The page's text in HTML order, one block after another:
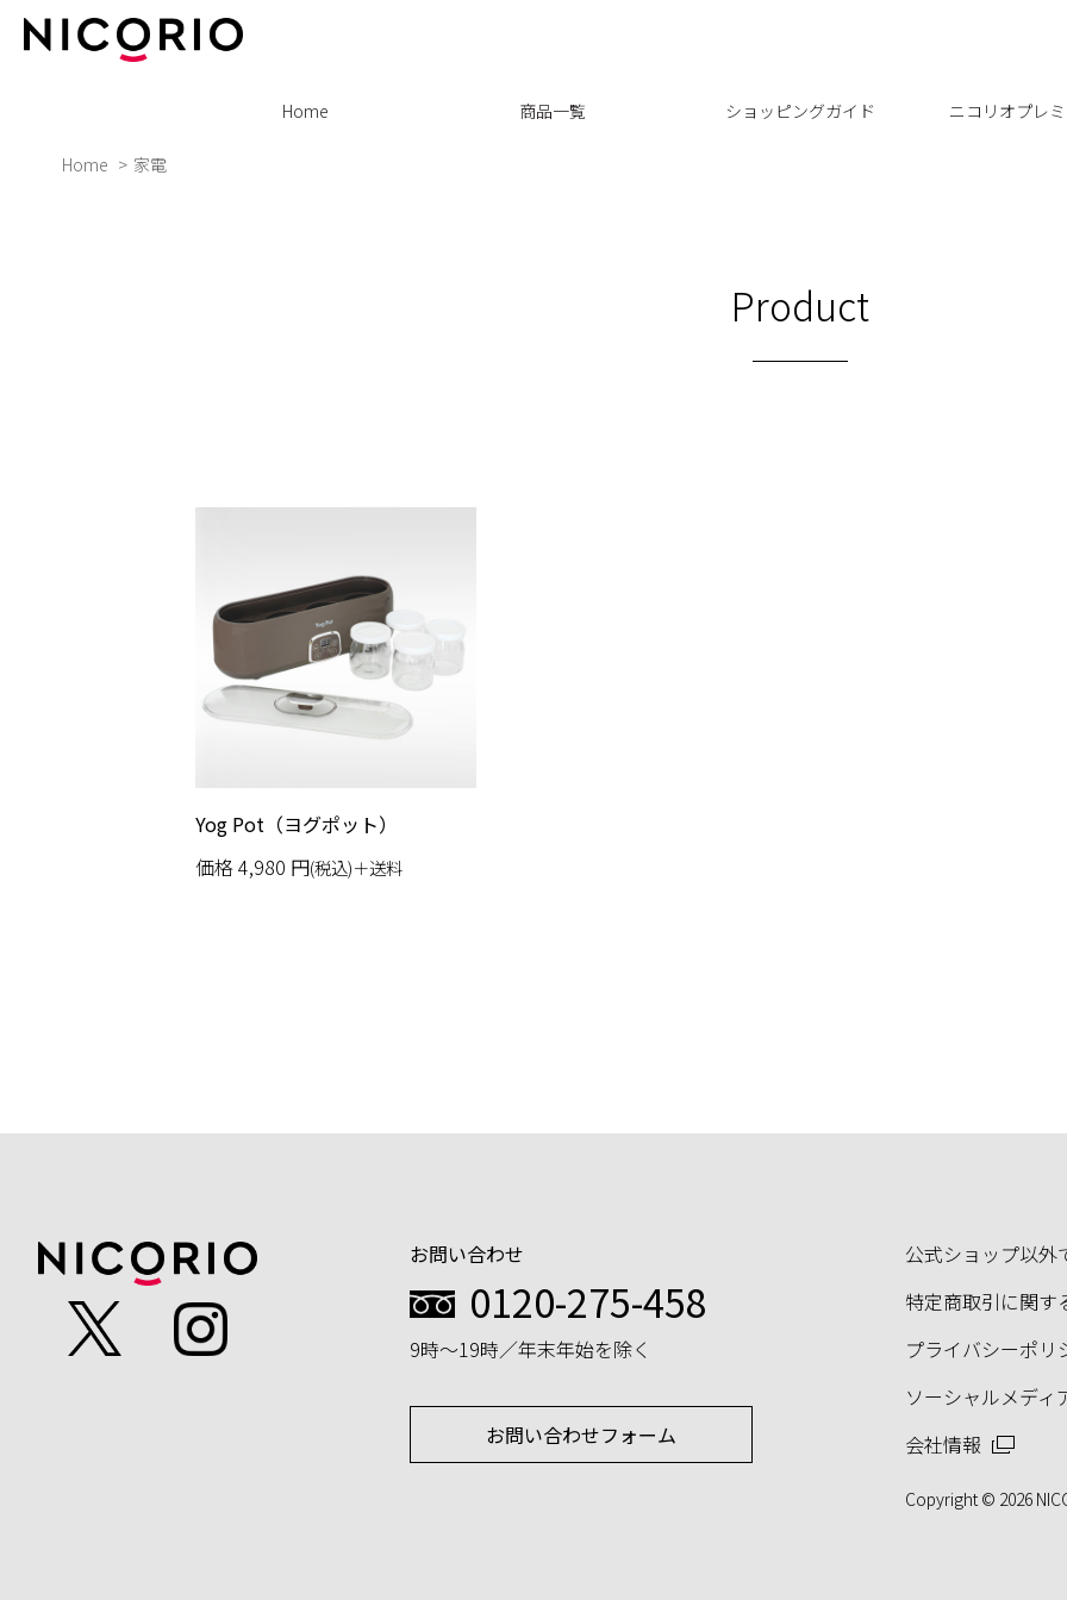
Home 商品一覧 ショッピングガイド ニコリオプレ
Home 家電
Product
Yog Pot（ヨグポット）
価格4,980 円(税込)＋送料
お問い合わせ
0120-275-458
9時～19時／年末年始を除く
お問い合わせフォーム
公式ショップ以外
特定商取引に関す
プライバシーポリ
ソーシャルメディ
会社情報
Copyright © 2026